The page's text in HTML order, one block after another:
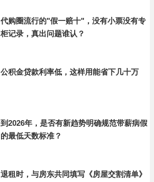
代购圈流行的"假一赔十"，没有小票没有专
柜记录，真出问题谁认？
公积金贷款利率低，这样用能省下几十万
到2026年，是否有新趋势明确规范带薪病假
的最低天数标准？
退租时，与房东共同填写《房屋交割清单》